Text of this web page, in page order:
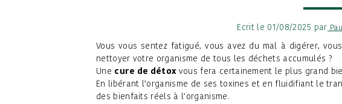
Ecrit le 01/08/2025 par
Vous vous sentez fatigué, vous avez du mal à digérer,
nettoyer votre organisme de tous les déchets accumulés ?
Une cure de détoxvous fera certainement le plus grand
En libérant l’organisme de ses toxines et en fluidifiant le
des bienfaits réels à l’organisme.